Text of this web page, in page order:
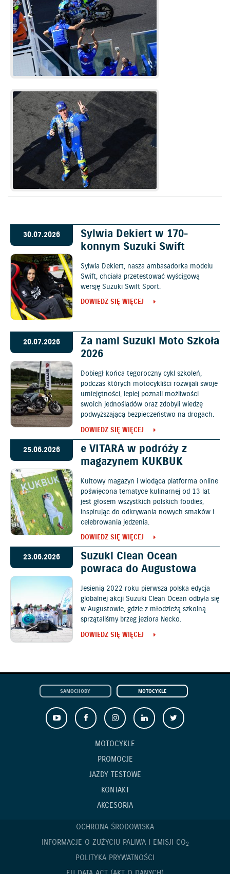
30.07.2026
Sylwia Dekiert w 170-
konnym Suzuki Swift
Sylwia Dekiert, nasza ambasadorka modelu
Swift, chciała przetestować wyścigową
wersję Suzuki Swift Sport.
DOWIEDZ SIĘ WIĘCEJ
20.07.2026
Za nami Suzuki Moto Szkoła
2026
Dobiegł końca tegoroczny cykl szkoleń,
podczas których motocykliści rozwijali swoje
umiejętności, lepiej poznali możliwości
swoich jednośladów oraz zdobyli wiedzę
podwyższającą bezpieczeństwo na drogach.
DOWIEDZ SIĘ WIĘCEJ
25.06.2026
e VITARA w podróży z
magazynem KUKBUK
Kultowy magazyn i wiodąca platforma online
poświęcona tematyce kulinarnej od 13 lat
jest głosem wszystkich polskich foodies,
inspirując do odkrywania nowych smaków i
celebrowania jedzenia.
DOWIEDZ SIĘ WIĘCEJ
23.06.2026
Suzuki Clean Ocean
powraca do Augustowa
Jesienią 2022 roku pierwsza polska edycja
globalnej akcji Suzuki Clean Ocean odbyła się
w Augustowie, gdzie z młodzieżą szkolną
sprzątaliśmy brzeg jeziora Necko.
DOWIEDZ SIĘ WIĘCEJ
SAMOCHODY MOTOCYKLE
MOTOCYKLE
PROMOCJE
JAZDY TESTOWE
KONTAKT
AKCESORIA
OCHRONA ŚRODOWISKA
INFORMACJE O ZUŻYCIU PALIWA I EMISJI CO2
POLITYKA PRYWATNOŚCI